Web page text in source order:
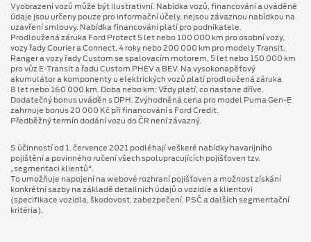
Vyobrazení vozů může být ilustrativní. Nabídka vozů, financování a uváděné
údaje jsou určeny pouze pro informační účely, nejsou závaznou nabídkou na
uzavření smlouvy. Nabídka financování platí pro podnikatele.
Prodloužená záruka Ford Protect 5 let nebo 100 000 km pro osobní vozy,
vozy řady Courier a Connect, 4 roky nebo 200 000 km pro modely Transit,
Ranger a vozy řady Custom se spalovacím motorem, 5 let nebo 150 000 km
pro vůz E-Transit a řadu Custom PHEV a BEV. Na vysokonapěťový
akumulátor a komponenty u elektrických vozů platí prodloužená záruka
8 let nebo 160 000 km. Doba nebo km: Vždy platí, co nastane dříve.
Dodatečný bonus uváděn s DPH. Zvýhodněná cena pro model Puma Gen⁠-⁠E
zahrnuje bonus 20 000 Kč při financování s Ford Credit.
Předběžný termín dodání vozu do ČR není závazný.
S účinností od 1. července 2021 podléhají veškeré nabídky havarijního
pojištění a povinného ručení všech spolupracujících pojišťoven tzv.
„segmentaci klientů“.
To umožňuje napojení na webové rozhraní pojišťoven a možnost získání
konkrétní sazby na základě detailních údajů o vozidle a klientovi
(specifikace vozidla, škodovost, zabezpečení, PSČ a dalších segmentační
kritéria).